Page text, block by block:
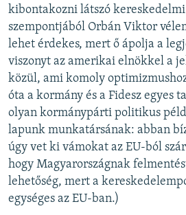
kibontakozni látszó
szempontjából Orbán Viktor
lehet érdekes, mert ő ápolja a
viszonyt az amerikai elnökkel a
közül, ami komoly
óta a kormány és a Fidesz egyes
olyan kormánypárti politikus
lapunk munkatársának: abban
úgy vet ki vámokat az EU-ból
hogy Magyarországnak
lehetőség, mert a
egységes az EU-ban.)